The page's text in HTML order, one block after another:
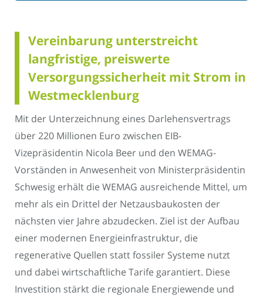
Vereinbarung unterstreicht
langfristige, preiswerte
Versorgungssicherheit mit Strom in
Westmecklenburg
Mit der Unterzeichnung eines Darlehensvertrags
über 220 Millionen Euro zwischen EIB-
Vizepräsidentin Nicola Beer und den WEMAG-
Vorständen in Anwesenheit von Ministerpräsidentin
Schwesig erhält die WEMAG ausreichende Mittel, um
mehr als ein Drittel der Netzausbaukosten der
nächsten vier Jahre abzudecken. Ziel ist der Aufbau
einer modernen Energieinfrastruktur, die
regenerative Quellen statt fossiler Systeme nutzt
und dabei wirtschaftliche Tarife garantiert. Diese
Investition stärkt die regionale Energiewende und